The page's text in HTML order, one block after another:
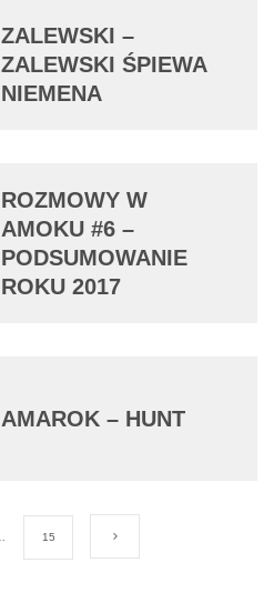
ZALEWSKI –
ZALEWSKI ŚPIEWA
NIEMENA
ROZMOWY W
AMOKU #6 –
PODSUMOWANIE
ROKU 2017
AMAROK – HUNT
15